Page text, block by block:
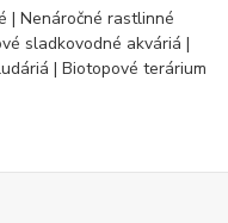
| Nenáročné rastlinné
sladkovodné akváriá |
| Biotopové terárium